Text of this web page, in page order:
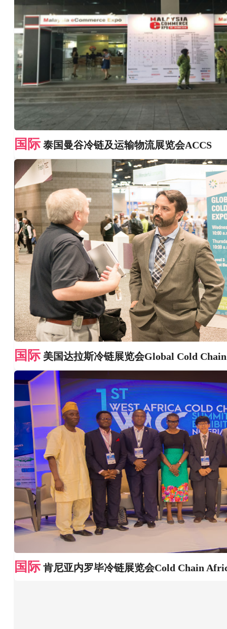
国际 泰国曼谷冷链及运输物流展览会ACCS
国际 美国达拉斯冷链展览会Global Cold
国际 肯尼亚内罗毕冷链展览会Cold Chain